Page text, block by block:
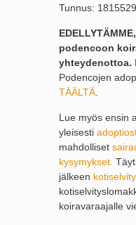
Tunnus:
podencoon
yhteydenottoa.
Podencojen
TÄÄLTÄ
Lue myös ensin
yleisesti
mahdolliset
kysymykset.
jälkeen
koiravaraajalle